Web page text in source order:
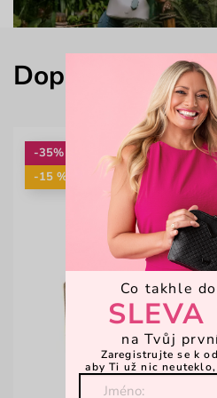
Doplň svůj look
-35%
-15 %: KAB15
Co takhle
SLEVA
na Tvůj
Zaregistrujte se k
aby Ti už nic